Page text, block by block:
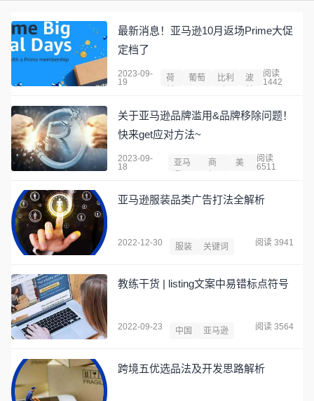
最新消息！亚马逊10月返场Prime大促
定档了
2023-09-
19
荷
葡萄
比利
波
阅读
1442
关于亚马逊品牌滥用&品牌移除问题！
快来get应对方法~
2023-09-
18
亚马
商
美
阅读
6511
亚马逊服装品类广告打法全解析
2022-12-30 服装 关键词 阅读 3941
教练干货 | listing文案中易错标点符号
2022-09-23 中国 亚马逊 阅读 3564
跨境五优选品法及开发思路解析